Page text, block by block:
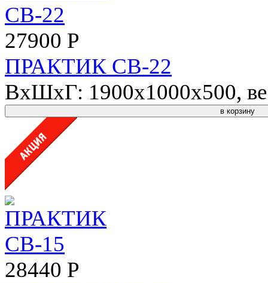
27900 Р
ПРАКТИК СВ-22
ВхШхГ: 1900x1000x500,
в корзину
28440 Р